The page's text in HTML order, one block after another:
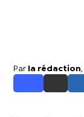
Par la rédaction